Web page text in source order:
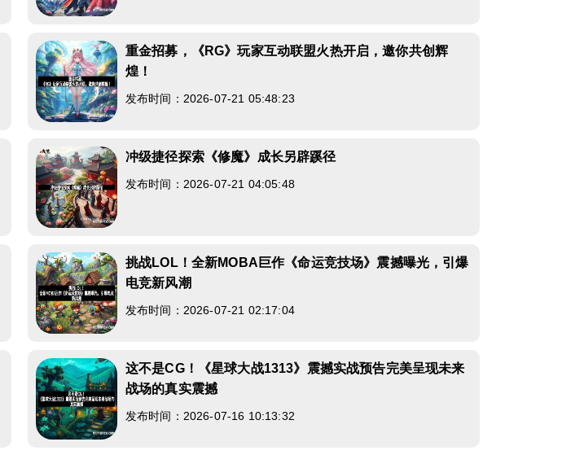
重金招募，《RG》玩家互动联盟火热开启，邀你共创辉
煌！
发布时间：2026-07-21 05:48:23
冲级捷径探索《修魔》成长另辟蹊径
发布时间：2026-07-21 04:05:48
挑战LOL！全新MOBA巨作《命运竞技场》震撼曝光，引爆
电竞新风潮
发布时间：2026-07-21 02:17:04
这不是CG！《星球大战1313》震撼实战预告完美呈现未来
战场的真实震撼
发布时间：2026-07-16 10:13:32